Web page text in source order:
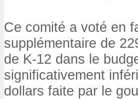
Ce comité a voté en
supplémentaire de
de K-12 dans le
significativement
dollars faite par le